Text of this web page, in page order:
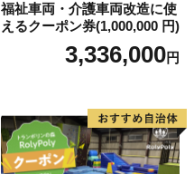
福祉車両・介護車両改造に使
えるクーポン券(1,000,000 円)
3,336,000円